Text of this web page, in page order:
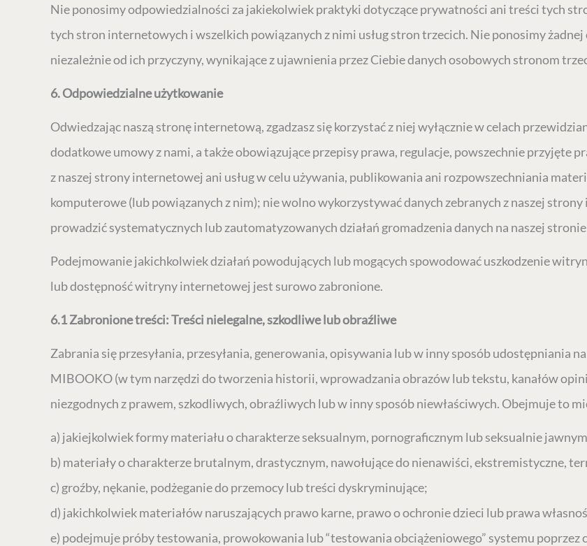
Nie ponosimy odpowiedzialności za jakiekolwiek praktyki dotyczące prywatności ani treści tych
tych stron internetowych i wszelkich powiązanych z nimi usług stron trzecich. Nie ponosimy
niezależnie od ich przyczyny, wynikające z ujawnienia przez Ciebie danych osobowych stronom
6. Odpowiedzialne użytkowanie
Odwiedzając naszą stronę internetową, zgadzasz się korzystać z niej wyłącznie w celach
dodatkowe umowy z nami, a także obowiązujące przepisy prawa, regulacje, powszechnie przyjęte
z naszej strony internetowej ani usług w celu używania, publikowania ani rozpowszechniania
komputerowe (lub powiązanych z nim); nie wolno wykorzystywać danych zebranych z naszej
prowadzić systematycznych lub zautomatyzowanych działań gromadzenia danych na naszej
Podejmowanie jakichkolwiek działań powodujących lub mogących spowodować uszkodzenie
lub dostępność witryny internetowej jest surowo zabronione.
6.1 Zabronione treści: Treści nielegalne, szkodliwe lub obraźliwe
Zabrania się przesyłania, przesyłania, generowania, opisywania lub w inny sposób udostępniania
MIBOOKO (w tym narzędzi do tworzenia historii, wprowadzania obrazów lub tekstu, kanałów
niezgodnych z prawem, szkodliwych, obraźliwych lub w inny sposób niewłaściwych. Obejmuje to
a) jakiejkolwiek formy materiału o charakterze seksualnym, pornograficznym lub seksualnie
b) materiały o charakterze brutalnym, drastycznym, nawołujące do nienawiści, ekstremistyczne,
c) groźby, nękanie, podżeganie do przemocy lub treści dyskryminujące;
d) jakichkolwiek materiałów naruszających prawo karne, prawo o ochronie dzieci lub prawa
e) podejmuje próby testowania, prowokowania lub “testowania obciążeniowego” systemu poprzez